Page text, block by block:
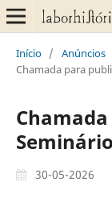
Início / Anúncios
Chamada para
30-05-2026